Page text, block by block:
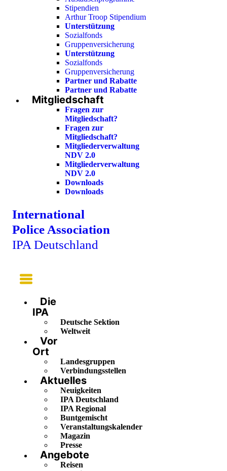
Stipendien
Arthur Troop Stipendium
Unterstützung
Sozialfonds
Gruppenversicherung
Unterstützung
Sozialfonds
Gruppenversicherung
Partner und Rabatte
Partner und Rabatte
Mitgliedschaft
Fragen zur
Mitgliedschaft?
Fragen zur
Mitgliedschaft?
Mitgliederverwaltung
NDV 2.0
Mitgliederverwaltung
NDV 2.0
Downloads
Downloads
International
Police Association
IPA Deutschland
Main
Menu
Die
IPA
Deutsche Sektion
Weltweit
Vor
Ort
Landesgruppen
Verbindungsstellen
Aktuelles
Neuigkeiten
IPA Deutschland
IPA Regional
Buntgemischt
Veranstaltungskalender
Magazin
Presse
Angebote
Reisen